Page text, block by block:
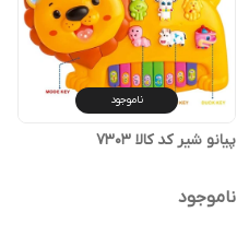
ناموجود
پیانو شیر کد کالا ۷۳۰۳
ناموجود